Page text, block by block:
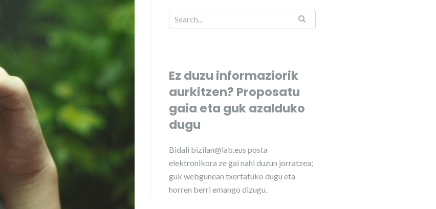
Ez duzu informaziorik
aurkitzen? Proposatu
gaia eta guk azalduko
dugu
Bidali bizilan@lab.eus posta
elektronikora ze gai nahi duzun jorratzea;
guk webgunean txertatuko dugu eta
horren berri emango dizugu.